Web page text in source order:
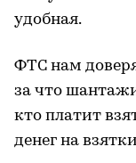
удобная.
ФТС нам
за что
кто платит
денег на